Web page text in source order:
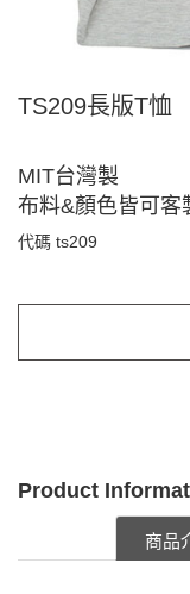
TS209長版T恤
MIT台灣製
布料&顏色皆可客
代碼 ts209
Product
商品